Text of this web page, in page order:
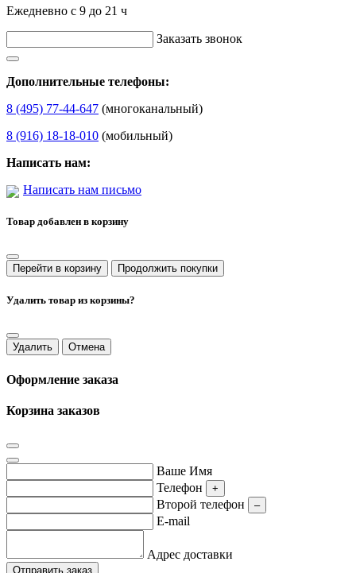
Ежедневно с 9 до 21 ч
Заказать звонок
Дополнительные телефоны:
8 (495) 77-44-647 (многоканальный)
8 (916) 18-18-010 (мобильный)
Написать нам:
Написать нам письмо
Товар добавлен в корзину
Перейти в корзину Продолжить покупки
Удалить товар из корзины?
Удалить Отмена
Оформление заказа
Корзина заказов
Ваше Имя
Телефон
+
Второй телефон –
E-mail
Адрес доставки
Отправить заказ